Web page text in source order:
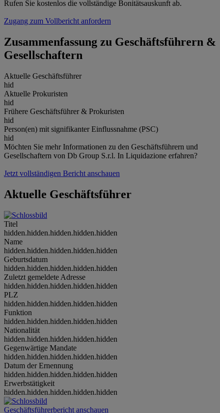
Rufen Sie kostenlos die vollständige Bonitätsauskunft ab.
Zugang zum Vollbericht anfordern
Zusammenfassung zu Geschäftsführern &
Gesellschaftern
Aktuelle Geschäftsführer
hid
Aktuelle Prokuristen
hid
Frühere Geschäftsführer & Prokuristen
hid
Person(en) mit signifikanter Einflussnahme (PSC)
hid
Möchten Sie mehr Informationen zu den Geschäftsführern und
Gesellschaftern von Db Group S.r.l. In Liquidazione erfahren?
Jetzt vollständigen Bericht anschauen
Aktuelle Geschäftsführer
Titel
hidden.hidden.hidden.hidden.hidden
Name
hidden.hidden.hidden.hidden.hidden
Geburtsdatum
hidden.hidden.hidden.hidden.hidden
Zuletzt gemeldete Adresse
hidden.hidden.hidden.hidden.hidden
PLZ
hidden.hidden.hidden.hidden.hidden
Funktion
hidden.hidden.hidden.hidden.hidden
Nationalität
hidden.hidden.hidden.hidden.hidden
Gegenwärtige Mandate
hidden.hidden.hidden.hidden.hidden
Datum der Ernennung
hidden.hidden.hidden.hidden.hidden
Erwerbstätigkeit
hidden.hidden.hidden.hidden.hidden
Geschäftsführerbericht anschauen